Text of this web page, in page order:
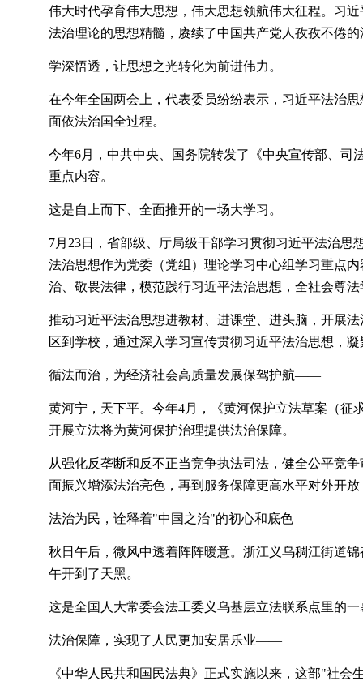
伟大时代孕育伟大思想，伟大思想领航伟大征程。习
法治理论的思想精髓，赓续了中国共产党人孜孜不倦
学深悟透，让思想之光转化为前进伟力。
在今年全国两会上，代表委员纷纷表示，习近平法治
面依法治国全过程。
今年6月，中共中央、国务院转发了《中央宣传部、
重点内容。
这是自上而下、全面推开的一场大学习。
7月23日，省部级、厅局级干部学习贯彻习近平法治
法治思想作为党委（党组）理论学习中心组学习重点
治、敬畏法律，模范践行习近平法治思想，全社会尊
推动习近平法治思想进教材、进课堂、进头脑，开展
区到学校，通过深入学习宣传贯彻习近平法治思想，
循法而治，为经济社会高质量发展保驾护航——
黄河宁，天下平。今年4月，《黄河保护立法草案（征
开展立法将为黄河保护治理提供法治保障。
从强化反垄断和反不正当竞争执法司法，健全公平竞
面振兴增添法治亮色，再到服务保障更高水平对外开
法治为民，诠释着"中国之治"的初心和底色——
秋日午后，微风中透着阵阵暖意。浙江义乌稠江街道
午开到了天黑。
这是全国人大常委会法工委义乌基层立法联系点里的
法治保障，实现了人民更加安居乐业——
《中华人民共和国民法典》正式实施以来，这部"社会